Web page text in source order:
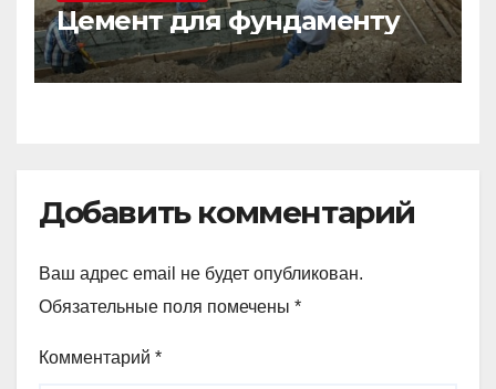
Цемент для фундаменту
Добавить комментарий
Ваш адрес email не будет опубликован.
Обязательные поля помечены *
Комментарий *